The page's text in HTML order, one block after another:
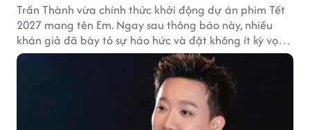
Trấn Thành vừa chính thức khởi động dự án phim Tết
2027 mang tên Em. Ngay sau thông báo này, nhiều
khán giả đã bày tỏ sự háo hức và đặt không ít kỳ vọng
vào bộ phim mới của Trấn Thành.